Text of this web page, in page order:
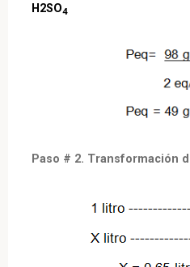
H2SO4
Paso # 2. Transformación